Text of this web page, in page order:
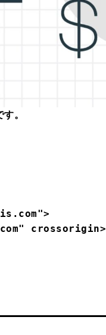
す。
crossorigin>